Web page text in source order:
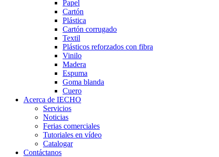
Papel
Cartón
Plástica
Cartón corrugado
Textil
Plásticos reforzados con fibra
Vinilo
Madera
Espuma
Goma blanda
Cuero
Acerca de IECHO
Servicios
Noticias
Ferias comerciales
Tutoriales en vídeo
Catalogar
Contáctanos